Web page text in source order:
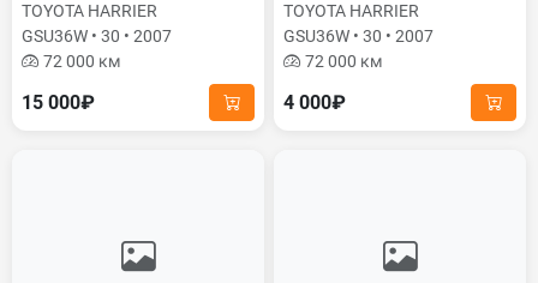
TOYOTA HARRIER
GSU36W • 30 • 2007
72 000 км
15 000₽
TOYOTA HARRIER
GSU36W • 30 • 2007
72 000 км
4 000₽